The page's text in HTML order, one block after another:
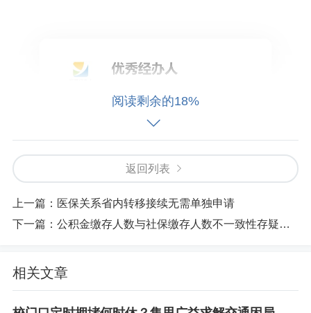
阅读剩余的18%
返回列表
上一篇： 医保关系省内转移接续无需单独申请
下一篇： 公积金缴存人数与社保缴存人数不一致性存疑，人数一致才能通过。
相关文章